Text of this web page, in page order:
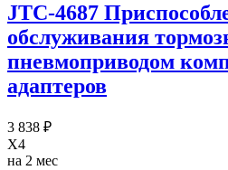
JTC-4687
обслуживания
пневмоприводом
адаптеров
3 838 ₽
X4
на 2 мес